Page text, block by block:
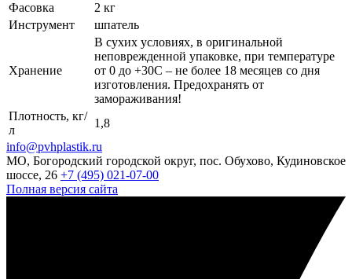
Фасовка
2 кг
Инструмент
шпатель
Хранение
В сухих условиях, в оригинальной
неповрежденной упаковке, при температуре
от 0 до +30C – не более 18 месяцев со дня
изготовления. Предохранять от
замораживания!
Плотность, кг/
л
1,8
info@pvhplastik.ru
МО, Богородский городской округ, пос. Обухово, Кудиновское
шоссе, 26 +7 (495) 021-07-00
Полная версия сайта